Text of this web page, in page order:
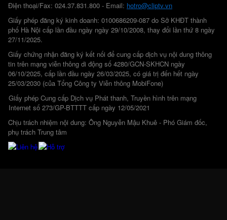
Điện thoại/Fax: 024.37.831.800 - Email: hotro@cliptv.vn
Giấy phép đăng ký kinh doanh: 0100686209-087 do Sở KHĐT thành
phố Hà Nội cấp lần đầu ngày ngày 29/10/2008, thay đổi lần thứ 8 ngày
27/11/2025.
Giấy chứng nhận đăng ký kết nối để cung cấp dịch vụ nội dung thông
tin trên mạng viễn thông di động số 4280/GCN-SKHCN ngày
06/10/2025, cấp lần đầu ngày 26/03/2025, có giá trị đến hết ngày
25/03/2030 (của Tổng Công ty Viễn thông MobiFone)
Giấy phép Cung cấp Dịch vụ Phát thanh, Truyền hình trên mạng
Internet số 273/GP-BTTTT cấp ngày 12/05/2021
Chịu trách nhiệm nội dung: Ông Nguyễn Mậu Khuê - Phó Giám đốc,
phụ trách Trung tâm